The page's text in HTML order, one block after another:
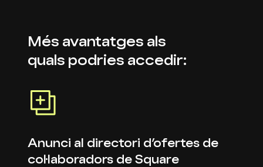
Més avantatges als
quals podries accedir:
Anunci al directori d’ofertes de
col·laboradors de Square